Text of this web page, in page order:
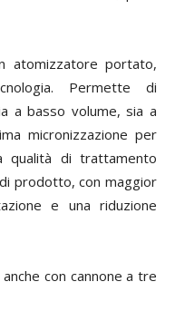
atomizzatore portato,
Permette di
a basso volume, sia a
micronizzazione per
qualità di trattamento
prodotto, con maggior
e una riduzione
con cannone a tre